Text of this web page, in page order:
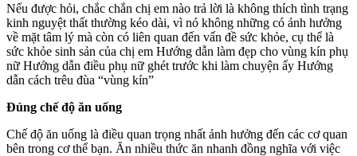
Nếu được hỏi, chắc chắn chị em nào trả lời là không thích tình trạng
kinh nguyệt thất thường kéo dài, vì nó không những có ảnh hưởng
về mặt tâm lý mà còn có liên quan đến vấn đề sức khỏe, cụ thể là
sức khỏe sinh sản của chị em Hướng dẫn làm đẹp cho vùng kín phụ
nữ Hướng dẫn điều phụ nữ ghét trước khi làm chuyện ấy Hướng
dẫn cách trêu đùa “vùng kín”
Đúng chế độ ăn uống
Chế độ ăn uống là điều quan trọng nhất ảnh hưởng đến các cơ quan
bên trong cơ thể bạn. Ăn nhiều thức ăn nhanh đồng nghĩa với việc